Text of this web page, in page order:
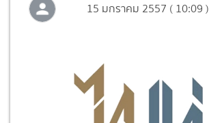
15 มกราคม 2557 ( 10:09 )